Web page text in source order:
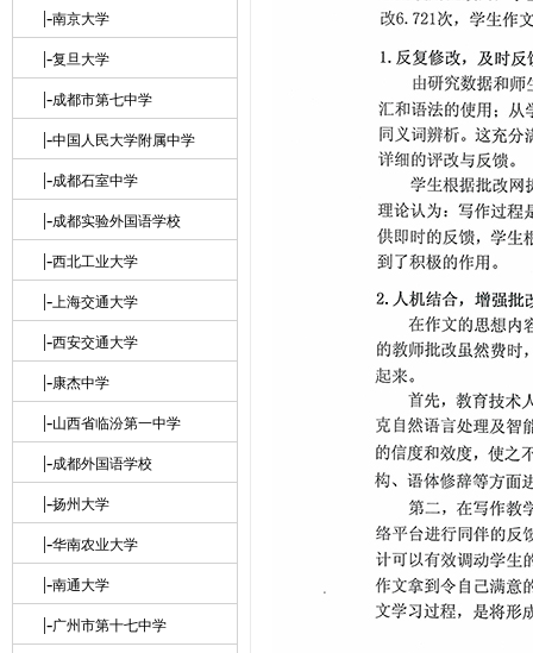
|-南京大学
|-复旦大学
|-成都市第七中学
|-中国人民大学附属中学
|-成都石室中学
|-成都实验外国语学校
|-西北工业大学
|-上海交通大学
|-西安交通大学
|-康杰中学
|-山西省临汾第一中学
|-成都外国语学校
|-扬州大学
|-华南农业大学
|-南通大学
|-广州市第十七中学